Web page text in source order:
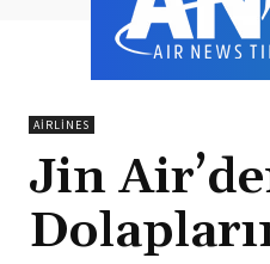
AIRLINES
Jin